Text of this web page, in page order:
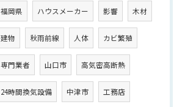
福岡県 ハウスメーカー 影響 木材
建物 秋雨前線 人体 カビ繁殖
専門業者 山口市 高気密高断熱
24時間換気設備 中津市 工務店